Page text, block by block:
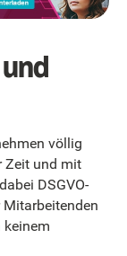
völlig
Zeit und mit
DSGVO-
keinem